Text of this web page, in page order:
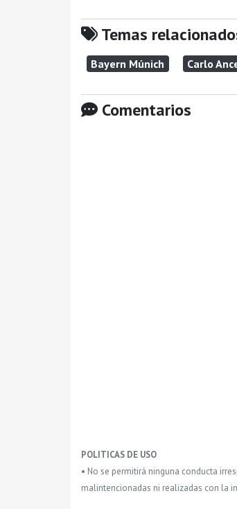
Temas
Bayern Múnich Carlo
Comentarios
POLITICAS DE USO
• No se permitirá ninguna conducta
malintencionadas ni realizadas con la